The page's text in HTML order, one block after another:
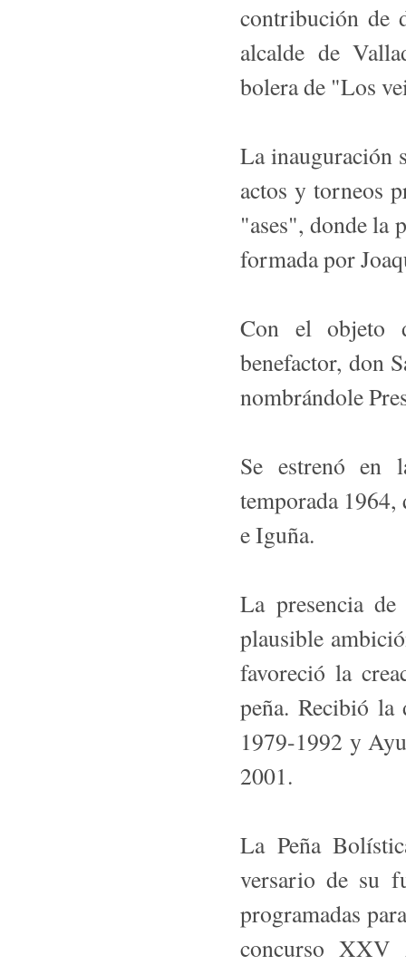
contribución de
alcalde de
bolera de "Los
La inauguración
actos y torneos
"ases", donde la
formada por
Con el objeto
benefactor, don
nombrándole
Se estrenó en
temporada 1964,
e Iguña.
La presencia
plausible
favoreció la
peña. Recibió la
1979-1992 y
2001.
La Peña
versario de su
programadas
concurso XXV